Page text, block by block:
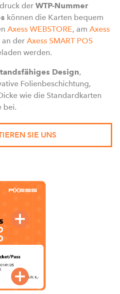
der WTP-Nummer
können die Karten bequem
Axess WEBSTORE, am Axess
an der Axess SMART POS
werden.
Design,
Folienbeschichtung,
wie die Standardkarten
bei.
SIE UNS